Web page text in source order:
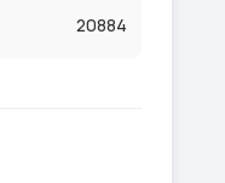
20884